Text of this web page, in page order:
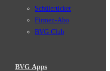
Schülerticket
Firmen-Abo
BVG Club
BVG Apps